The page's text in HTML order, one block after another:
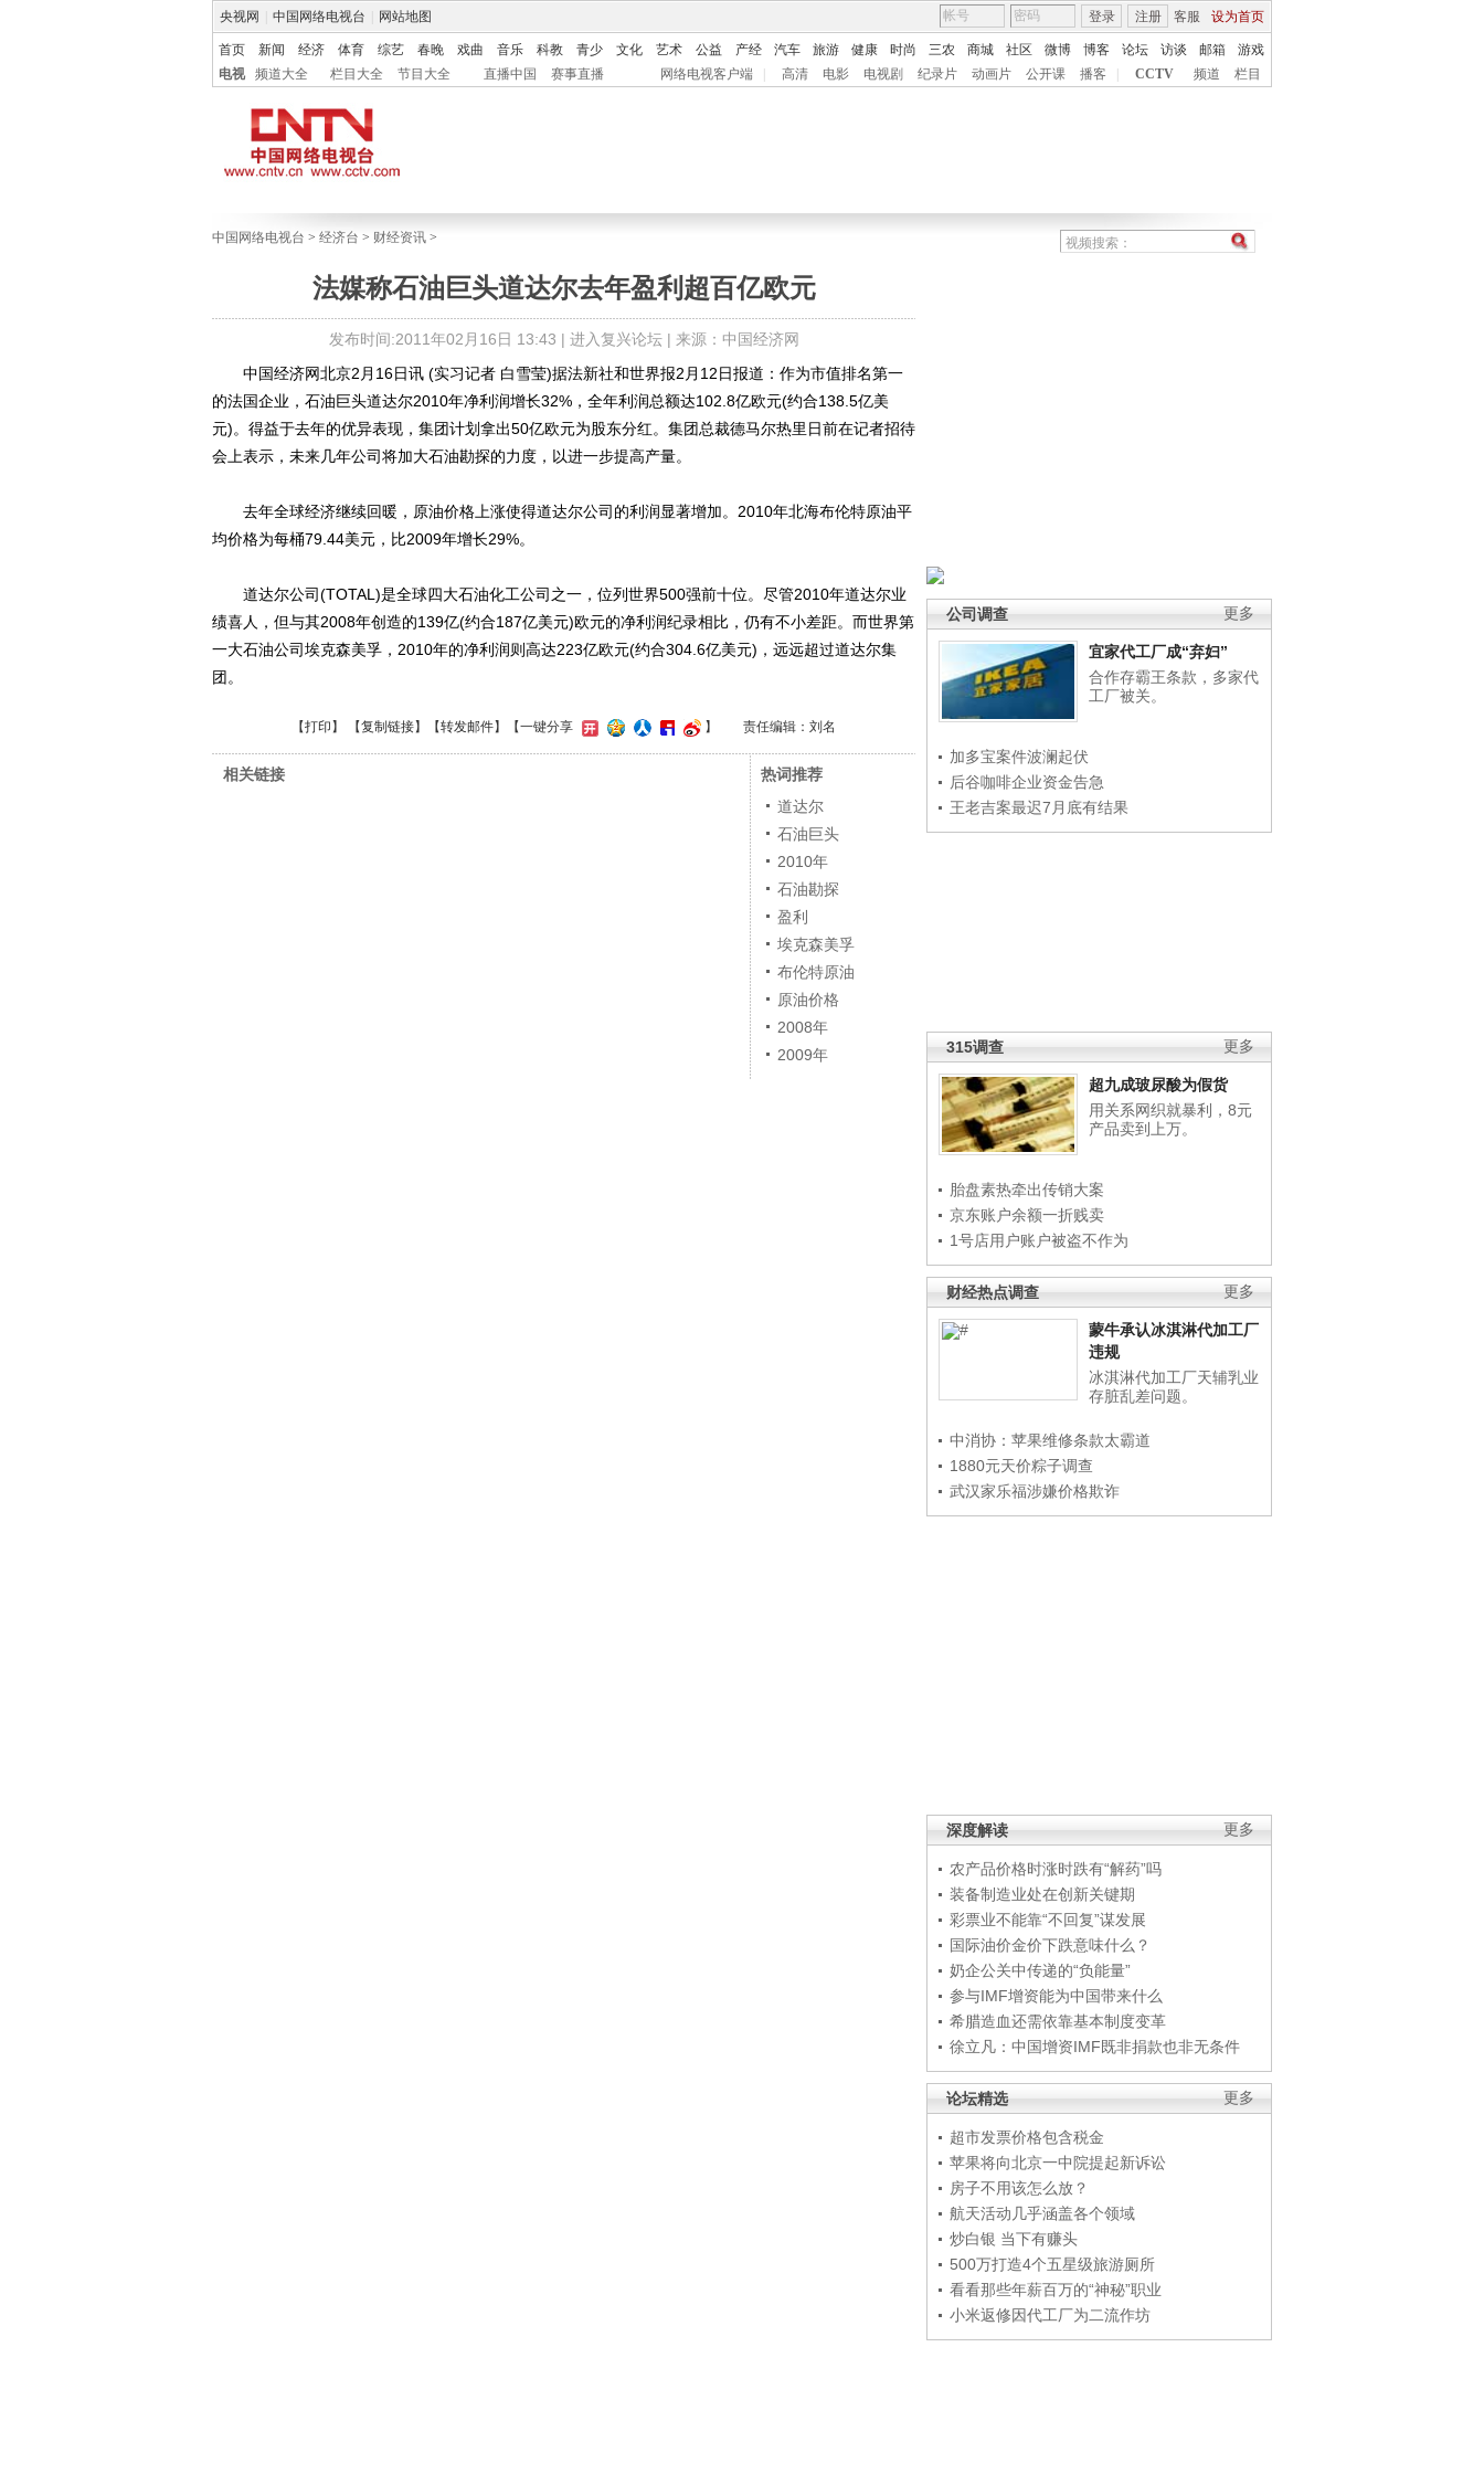
央视网 中国网络电视台 网站地图 客服 设为首页
登录 注册
首页 新闻 经济 体育 综艺 春晚 戏曲 音乐 科教 青少 文化 艺术 公益 产经 汽车 旅游 健康 时尚 三农 商城 社区 微博 博客 论坛 访谈 邮箱
游戏
电视
频道大全 栏目大全 节目大全 直播中国 赛事直播 网络电视客户端 高清 电影 电视剧 纪录片 动画片 公开课 播客 CCTV 频道 栏目
中国网络电视台 > 经济台 > 财经资讯 >
法媒称石油巨头道达尔去年盈利超百亿欧元
发布时间:2011年02月16日 13:43 | 进入复兴论坛| 来源：中国经济网
更多
公司调查
宜家代工厂成“弃妇”
合作存霸王条款，多家代
工厂被关。
加多宝案件波澜起伏
后谷咖啡企业资金告急
王老吉案最迟7月底有结果
更多
315调查
超九成玻尿酸为假货
用关系网织就暴利，8元
产品卖到上万。
胎盘素热牵出传销大案
京东账户余额一折贱卖
1号店用户账户被盗不作为
更多
财经热点调查
蒙牛承认冰淇淋代加工厂
违规
冰淇淋代加工厂天辅乳业
存脏乱差问题。
中消协：苹果维修条款太霸道
1880元天价粽子调查
武汉家乐福涉嫌价格欺诈
更多
深度解读
农产品价格时涨时跌有“解药”吗
装备制造业处在创新关键期
彩票业不能靠“不回复”谋发展
国际油价金价下跌意味什么？
奶企公关中传递的“负能量”
参与IMF增资能为中国带来什么
希腊造血还需依靠基本制度变革
徐立凡：中国增资IMF既非捐款也非无条件
更多
论坛精选
超市发票价格包含税金
苹果将向北京一中院提起新诉讼
房子不用该怎么放？
航天活动几乎涵盖各个领域
炒白银 当下有赚头
500万打造4个五星级旅游厕所
看看那些年薪百万的“神秘”职业
小米返修因代工厂为二流作坊
中国经济网北京2月16日讯 (实习记者 白雪莹)据法新社和世界报2月12日报道：作为市值排名第一
的法国企业，石油巨头道达尔2010年净利润增长32%，全年利润总额达102.8亿欧元(约合138.5亿美
元)。得益于去年的优异表现，集团计划拿出50亿欧元为股东分红。集团总裁德马尔热里日前在记者招待
会上表示，未来几年公司将加大石油勘探的力度，以进一步提高产量。
去年全球经济继续回暖，原油价格上涨使得道达尔公司的利润显著增加。2010年北海布伦特原油平
均价格为每桶79.44美元，比2009年增长29%。
道达尔公司(TOTAL)是全球四大石油化工公司之一，位列世界500强前十位。尽管2010年道达尔业
绩喜人，但与其2008年创造的139亿(约合187亿美元)欧元的净利润纪录相比，仍有不小差距。而世界第
一大石油公司埃克森美孚，2010年的净利润则高达223亿欧元(约合304.6亿美元)，远远超过道达尔集
团。
【打印 】 【复制链接】【转发邮件】 【一键分享 】 责任编辑：刘名
相关链接
热词推荐
道达尔
石油巨头
2010年
石油勘探
盈利
埃克森美孚
布伦特原油
原油价格
2008年
2009年